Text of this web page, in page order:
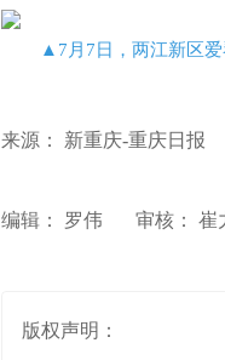
▲7月7日，两江新区
来源： 新重庆-重庆日报
编辑： 罗伟 审核： 崔
版权声明：